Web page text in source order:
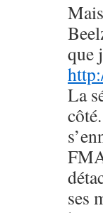
que
La
ses